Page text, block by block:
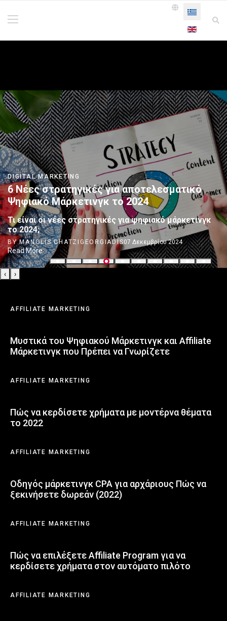
DIGITAL MARKETING
6 Νέες στρατηγικές για αποτελεσματικό
Ψηφιακό Μάρκετινγκ το 2024
Τι είναι οι νέες στρατηγικές για ψηφιακό μάρκετινγκ
το 2024;
BY MANOLIS CHATZIGEORGIADIS07 Δεκεμβρίου 2024
Read More
‹ ›
AFFILIATE MARKETING
Μυστικά του Ψηφιακού Μάρκετινγκ και Affiliate
Μάρκετινγκ που Πρέπει να Γνωρίζετε
AFFILIATE MARKETING
Πώς να κερδίσετε χρήματα με μοντέρνα θέματα
το 2022
AFFILIATE MARKETING
Οδηγός μάρκετινγκ CPA για αρχάριους Πώς να
ξεκινήσετε δωρεάν (2022)
AFFILIATE MARKETING
Πώς να επιλέξετε Affiliate Program για να
κερδίσετε χρήματα στον αυτόματο πιλότο
AFFILIATE MARKETING